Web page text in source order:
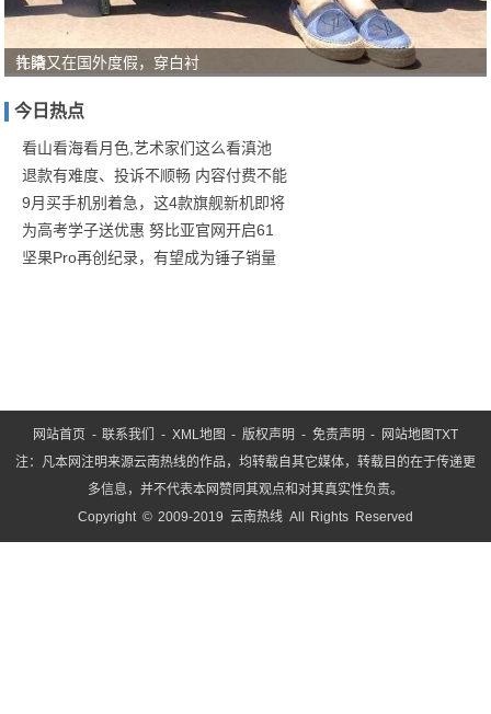
扎染
太上
头！
明星
们都
许晴又在国外度假，穿白衬
今日热点
看山看海看月色,艺术家们这么看滇池
退款有难度、投诉不顺畅 内容付费不能
9月买手机别着急，这4款旗舰新机即将
为高考学子送优惠 努比亚官网开启61
坚果Pro再创纪录，有望成为锤子销量
网站首页 -联系我们 - XML地图 -版权声明 - 免责声明 - 网站地图TXT
注：凡本网注明来源云南热线的作品，均转载自其它媒体，转载目的在于传递更
多信息，并不代表本网赞同其观点和对其真实性负责。
Copyright © 2009-2019 云南热线 All Rights Reserved